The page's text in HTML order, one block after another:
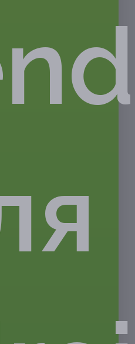
сеансов лазерной
количестве
эпиляции диодным
доплаты (для женщин):
губой, межбровья или
— 450 руб.;
бикини (включая
бикини — 700 руб.;
900 руб.;
— 1200 руб.;
— 1750 руб.
для 1 и 2 фототипов
при применении
ожоги; александритовый
волосок,
волоски;
гладкой;
любого фототипа кожи,
содержащими пигмент;
глубже и удаляет